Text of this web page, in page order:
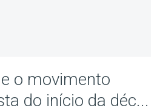
o movimento
do início da déc...